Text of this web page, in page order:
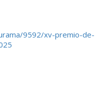
9592/xv-premio-de-